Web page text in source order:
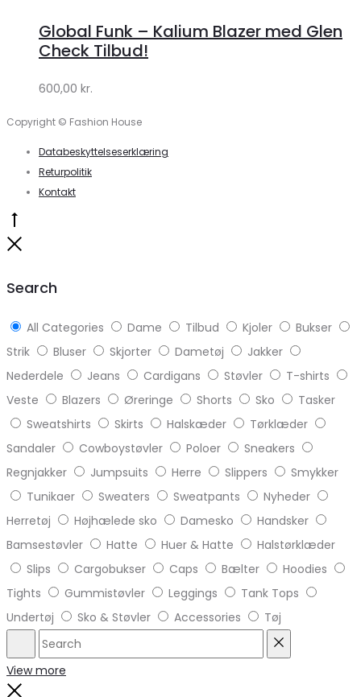
Lykke
Lykke
Global Funk – Kalium Blazer med Glen
Check Tilbud!
600,00 kr.
Copyright © Fashion House
Databeskyttelseserklæring
Returpolitik
Kontakt
Search
All Categories Dame Tilbud Kjoler
Bukser
Strik
Bluser Skjorter Dametøj
Jakker
Nederdele
Jeans Cardigans Støvler
T-shirts
Veste
Blazers Øreringe Shorts Sko
Tasker
Sweatshirts
Skirts Halskæder
Tørklæder
Sandaler
Cowboystøvler Poloer
Sneakers
Regnjakker
Jumpsuits Herre Slippers
Smykker
Tunikaer
Sweaters Sweatpants
Nyheder
Herretøj
Højhælede sko Damesko
Handsker
Bamsestøvler
Hatte Huer & Hatte
Halstørklæder
Slips
Cargobukser Caps Bælter
Hoodies
Tights
Gummistøvler Leggings
Tank Tops
Undertøj
Sko & Støvler Accessories Tøj
Search
View more